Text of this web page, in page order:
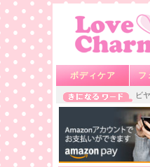
ボディケア フ
ビ